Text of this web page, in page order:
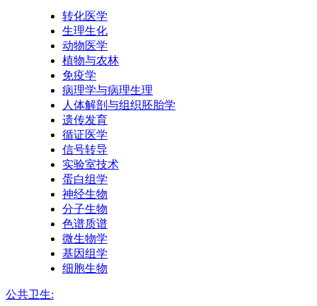
转化医学
生理生化
动物医学
植物与农林
免疫学
病理学与病理生理
人体解剖与组织胚胎学
遗传发育
循证医学
信号转导
实验室技术
蛋白组学
神经生物
分子生物
色谱质谱
微生物学
基因组学
细胞生物
公共卫生: